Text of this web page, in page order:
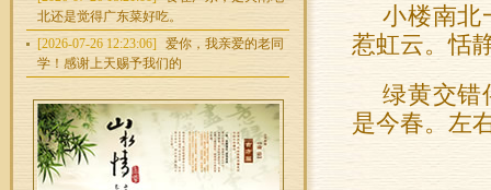
北还是觉得广东菜好吃。
[2026-07-26 12:23:06]
爱你，我亲爱的老同
学！感谢上天赐予我们的
小楼南北
惹虹云。恬
绿黄交错
是今春。左